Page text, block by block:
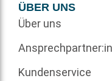
ÜBER UNS
Über uns
Kundenservice